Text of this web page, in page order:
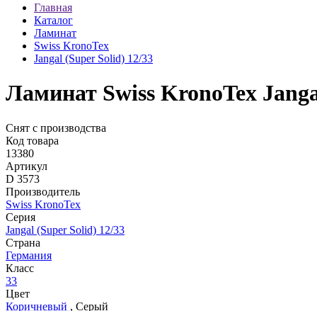
Главная
Каталог
Ламинат
Swiss KronoTex
Jangal (Super Solid) 12/33
Ламинат Swiss KronoTex
Снят с производства
Код товара
13380
Артикул
D 3573
Производитель
Swiss KronoTex
Серия
Jangal (Super Solid) 12/33
Страна
Германия
Класс
33
Цвет
Коричневый , Серый